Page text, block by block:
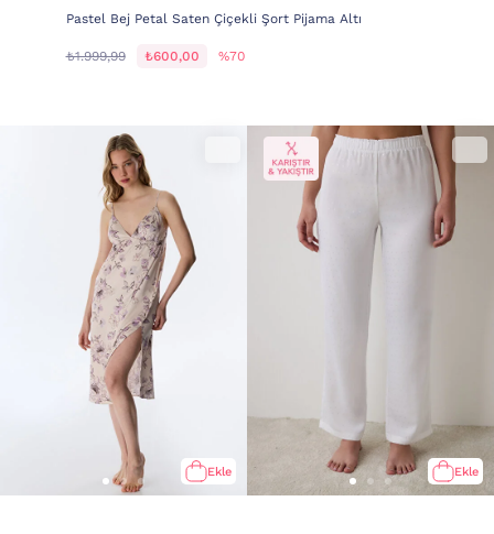
Pastel Bej Petal Saten Çiçekli Şort Pijama Altı
₺1.999,99 ₺600,00 %70
Ekle Ekle